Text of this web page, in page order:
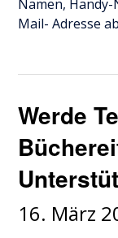
Namen, Handy-
Mail- Adresse
Werde
16. März